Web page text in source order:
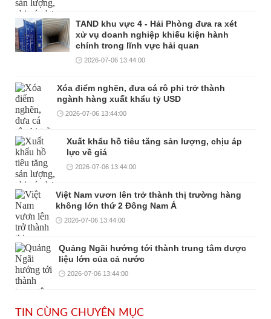
TAND khu vực 4 - Hải Phòng đưa ra xét
xử vụ doanh nghiệp khiếu kiện hành
chính trong lĩnh vực hải quan
2026-07-06 13:44:00
Xóa điểm nghẽn, đưa cá rô phi trở thành
ngành hàng xuất khẩu tỷ USD
2026-07-06 13:44:00
Xuất khẩu hồ tiêu tăng sản lượng, chịu áp
lực về giá
2026-07-06 13:44:00
Việt Nam vươn lên trở thành thị trường hàng
không lớn thứ 2 Đông Nam Á
2026-07-06 13:44:00
Quảng Ngãi hướng tới thành trung tâm dược
liệu lớn của cả nước
2026-07-06 13:44:00
TIN CÙNG CHUYÊN MỤC